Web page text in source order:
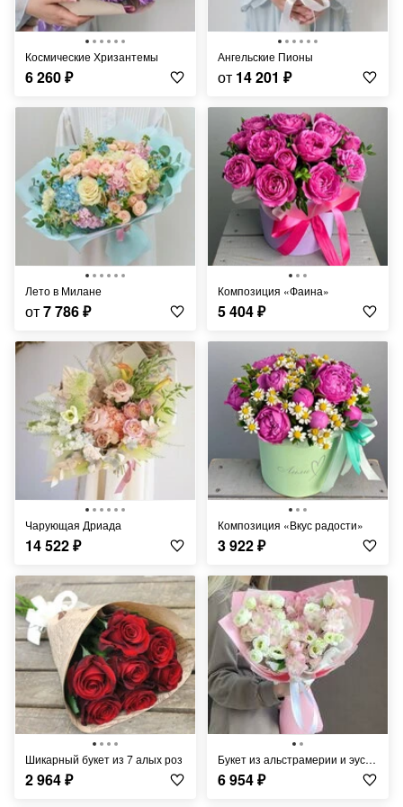
Космические Хризантемы
6 260₽
Ангельские Пионы
от 14 201 ₽
Лето в Милане
от7 786₽
Композиция «Фаина»
5 404₽
Чарующая Дриада
14 522₽
Композиция «Вкус радости»
3 922₽
Шикарный букет из 7 алых роз
2 964₽
Букет из альстрамерии и эустомы
6 954₽